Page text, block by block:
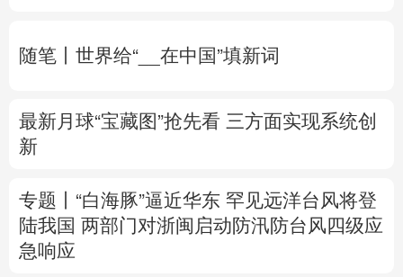
随笔丨世界给“__在中国”填新词
最新月球“宝藏图”抢先看 三方面实现系统创
新
专题丨 “白海豚”逼近华东 罕见远洋台风将登
陆我国 两部门对浙闽启动防汛防台风四级应
急响应